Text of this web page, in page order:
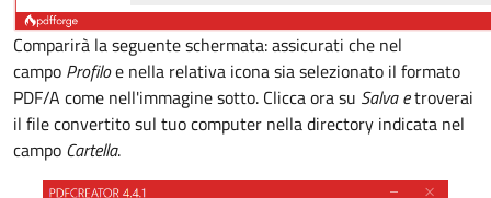
Comparirà la seguente schermata: assicurati che nel
campo Profiloe nella relativa icona sia selezionato il formato
PDF/A come nell'immagine sotto. Clicca ora su Salva etroverai
il file convertito sul tuo computer nella directory indicata nel
campo Cartella.